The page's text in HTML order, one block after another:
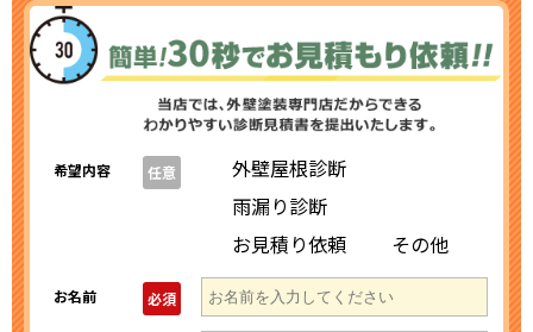
希望内容 任意
外壁屋根診断
雨漏り診断
お見積り依頼
その他
お名前 必須